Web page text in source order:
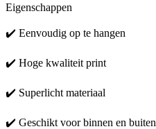
Eigenschappen
✔️ Eenvoudig op te hangen
✔️ Hoge kwaliteit print
✔️ Superlicht materiaal
✔️ Geschikt voor binnen en buiten